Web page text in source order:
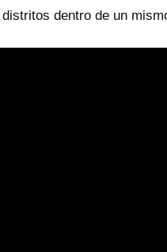
dentro de un